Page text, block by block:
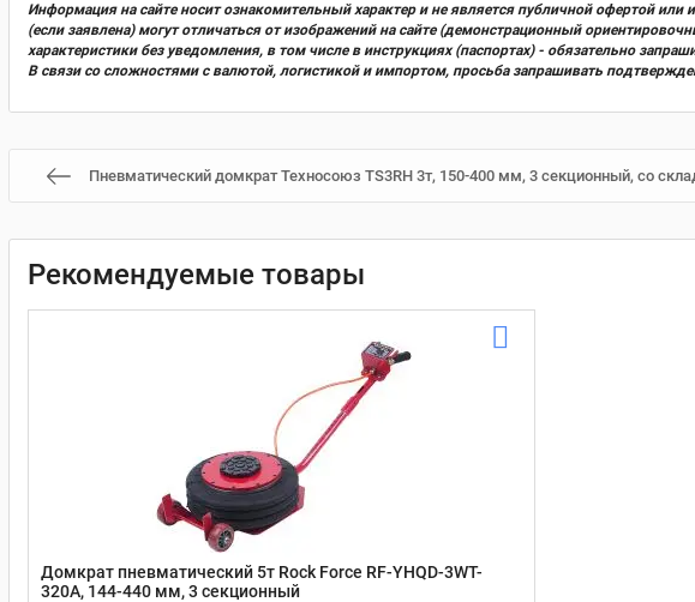
Информация на сайте носит ознакомительный характер и не является публичной офертой
(если заявлена) могут отличаться от изображений на сайте (демонстрационный
характеристики без уведомления, в том числе в инструкциях (паспортах) - обязательно
В связи со сложностями с валютой, логистикой и импортом, просьба запрашивать
Пневматический домкрат Техносоюз TS3RH 3т, 150-400 мм, 3 секционный, со
Рекомендуемые товары
Домкрат пневматический 5т Rock Force RF-YHQD-3WT-
320A, 144-440 мм, 3 секционный